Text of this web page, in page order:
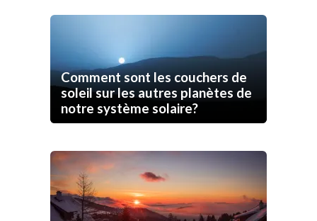
Comment sont les couchers de
soleil sur les autres planètes de
notre système solaire?